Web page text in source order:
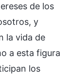
de los
y
la vida de
a esta figura
los